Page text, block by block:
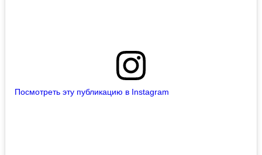
Посмотреть эту публикацию в Instagram